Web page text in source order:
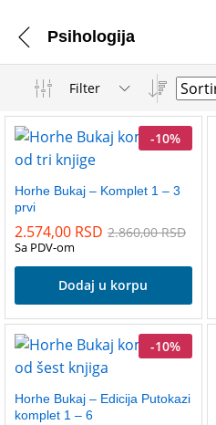
Psihologija
Filter
-10%
Horhe Bukaj – Komplet 1 – 3
prvi
2.574,00 RSD 2.860,00RSD
Sa PDV-om
Dodaj u korpu
-10%
Horhe Bukaj – Edicija Putokazi
komplet 1 – 6